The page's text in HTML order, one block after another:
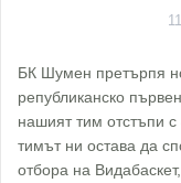
БК Шумен претърпя
републиканско
нашият тим отстъпи
тимът ни остава да
отбора на